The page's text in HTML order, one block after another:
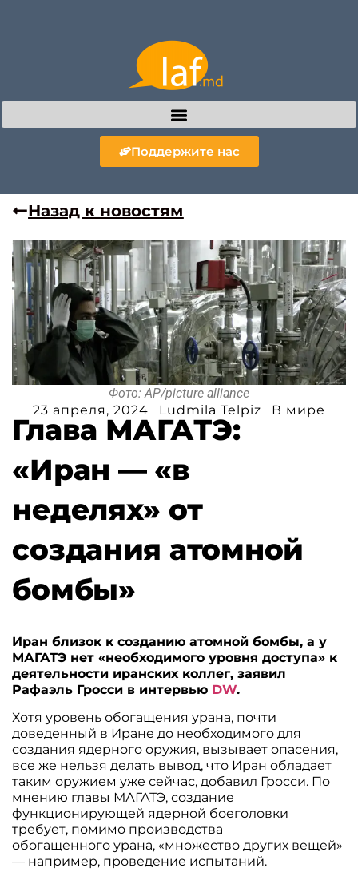
Поддержите нас
Назад к новостям
Фото: AP/picture alliance
23 апреля, 2024
Ludmila Telpiz В мире
Глава МАГАТЭ:
«Иран — «в
неделях» от
создания атомной
бомбы»
Иран близок к созданию атомной бомбы, а у
МАГАТЭ нет «необходимого уровня доступа» к
деятельности иранских коллег, заявил
Рафаэль Гросси в интервью DW.
Хотя уровень обогащения урана, почти
доведенный в Иране до необходимого для
создания ядерного оружия, вызывает опасения,
все же нельзя делать вывод, что Иран обладает
таким оружием уже сейчас, добавил Гросси. По
мнению главы МАГАТЭ, создание
функционирующей ядерной боеголовки
требует, помимо производства
обогащенного урана, «множество других вещей»
— например, проведение испытаний.